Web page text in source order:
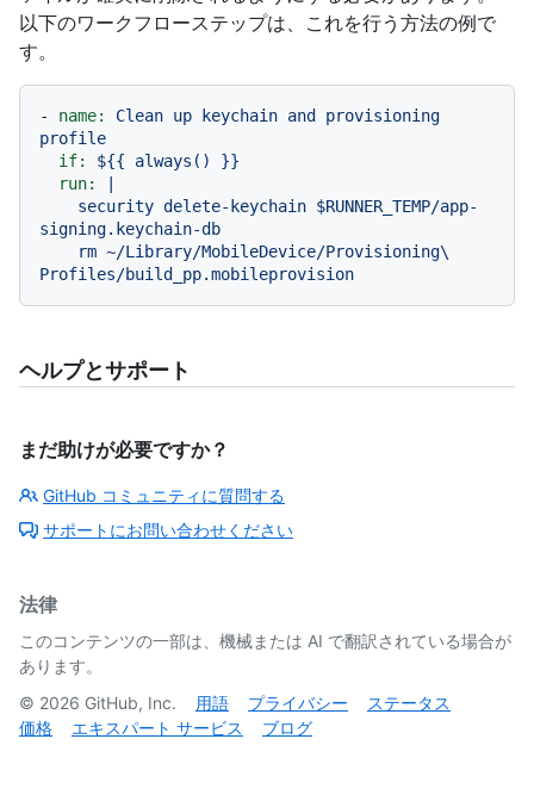
以下のワークフローステップは、これを行う方法の例で
す。
- name: Clean up keychain and
provisioning
profile
if:
${{ always()
}}
run:
signing.keychain-db
ヘルプとサポート
まだ助けが必要ですか？
GitHub コミュニティに質問する
サポートにお問い合わせください
法律
このコンテンツの一部は、機械または AI で翻訳されている場合が
あります。
© 2026 GitHub, Inc. 用語 プライバシー
ステータス
価格
エキスパート サービス ブログ